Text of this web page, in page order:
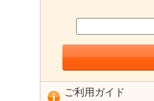
ご利用ガイド